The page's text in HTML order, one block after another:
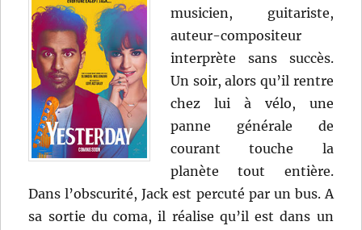
musicien, guitariste,
auteur-compositeur
interprète sans succès.
Un soir, alors qu’il rentre
chez lui à vélo, une
panne générale de
courant touche la
planète tout entière.
Dans l’obscurité, Jack est percuté par un bus. A
sa sortie du coma, il réalise qu’il est dans un